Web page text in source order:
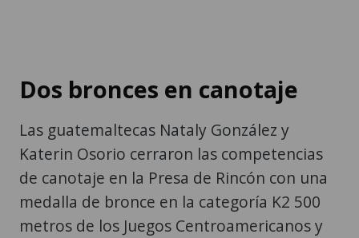
Dos bronces en canotaje
Las guatemaltecas Nataly González y
Katerin Osorio cerraron las competencias
de canotaje en la Presa de Rincón con una
medalla de bronce en la categoría K2 500
metros de los Juegos Centroamericanos y